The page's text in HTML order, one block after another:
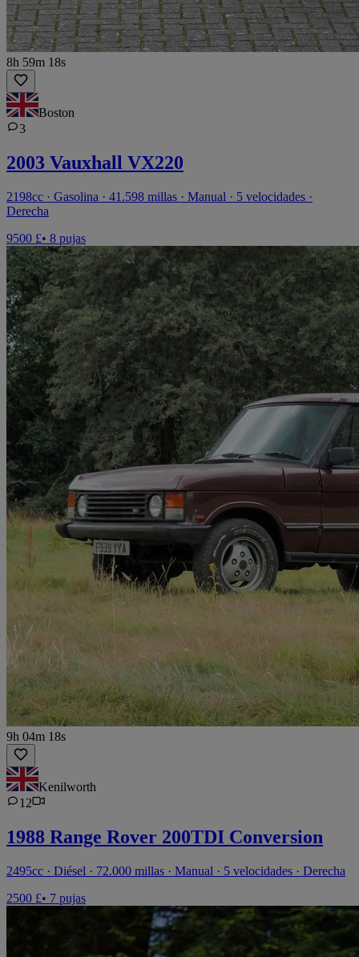
8h 59m 18s
Boston
3
2003 Vauxhall VX220
2198cc · Gasolina · 41.598 millas · Manual · 5 velocidades ·
Derecha
9500 £• 8 pujas
9h 04m 18s
Kenilworth
12
1988 Range Rover 200TDI Conversion
2495cc · Diésel · 72.000 millas · Manual · 5 velocidades · Derecha
2500 £• 7 pujas